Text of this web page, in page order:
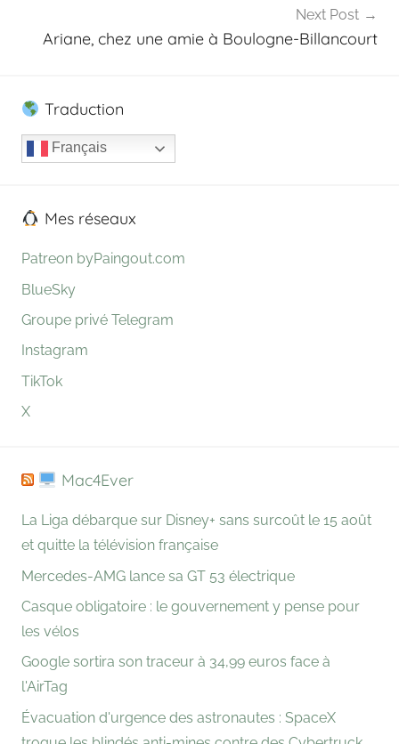
Next Post
Ariane, chez une amie à Boulogne-Billancourt
Traduction
Français
Mes réseaux
Patreon byPaingout.com
BlueSky
Groupe privé Telegram
Instagram
TikTok
X
Mac4Ever
La Liga débarque sur Disney+ sans surcoût le 15 août
et quitte la télévision française
Mercedes-AMG lance sa GT 53 électrique
Casque obligatoire : le gouvernement y pense pour
les vélos
Google sortira son traceur à 34,99 euros face à
l'AirTag
Évacuation d'urgence des astronautes : SpaceX